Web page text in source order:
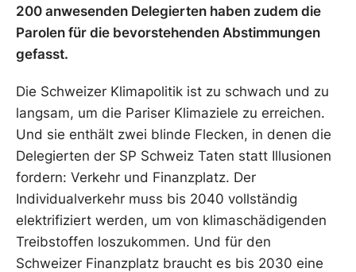
200 anwesenden Delegierten haben zudem die
Parolen für die bevorstehenden Abstimmungen
gefasst.
Die Schweizer Klimapolitik ist zu schwach und zu
langsam, um die Pariser Klimaziele zu erreichen.
Und sie enthält zwei blinde Flecken, in denen die
Delegierten der SP Schweiz Taten statt Illusionen
fordern: Verkehr und Finanzplatz. Der
Individualverkehr muss bis 2040 vollständig
elektrifiziert werden, um von klimaschädigenden
Treibstoffen loszukommen. Und für den
Schweizer Finanzplatz braucht es bis 2030 eine